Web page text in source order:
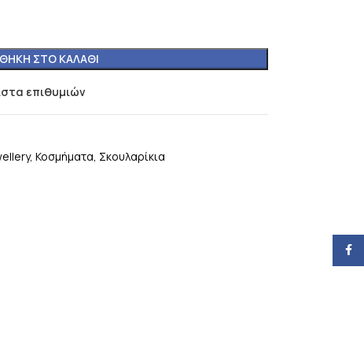
ΣΤΟ ΚΑΛΆΘΙ
επιθυμιών
, Κοσμήματα, Σκουλαρίκια